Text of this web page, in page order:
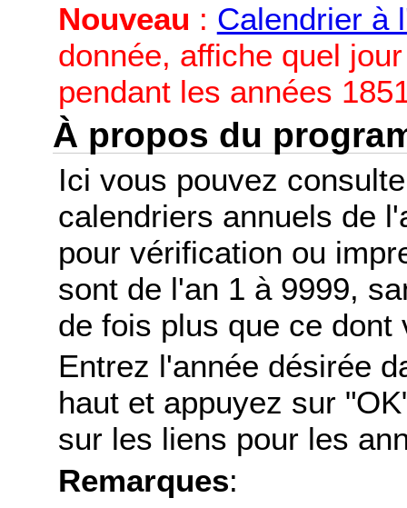
Nouveau : Calendrier à
donnée, affiche quel
pendant les années
À propos du
Ici vous pouvez
calendriers annuels de
pour vérification ou
sont de l'an 1 à 9999,
de fois plus que ce dont
Entrez l'année désirée
haut et appuyez sur
sur les liens pour les
Remarques: